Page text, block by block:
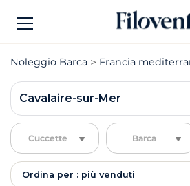
Noleggio Barca Francia
Cavalaire-sur-Mer
Cuccette Barca
Ordina per : più venduti